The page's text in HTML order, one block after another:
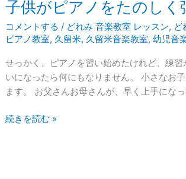
子供がピアノをたのし
コメントする / どれみ 音楽教室 レッスン, ど
ピアノ教室, 久留米, 久留米音楽教室,幼児音
せっかく、ピアノを習い始めたけれど、練
いになったら何にもなりません。 小さなお
ます。 お父さんお母さんが、早く上手にな
に
る
た
め
に
続きを読む »